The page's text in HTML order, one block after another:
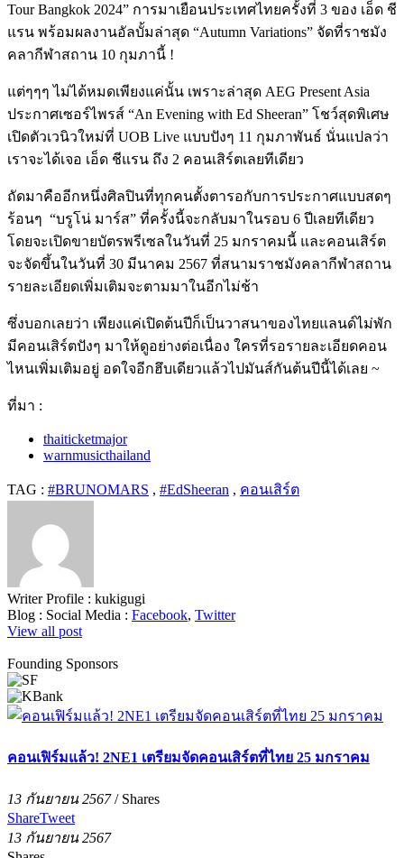
Tour Bangkok 2024” การมาเยือนประเทศไทยครั้งที่ 3 ของ เอ็ด ชี
แรน พร้อมผลงานอัลบั้มล่าสุด “Autumn Variations” จัดที่ราชมัง
คลากีฬาสถาน 10 กุมภานี้ !
แต่ๆๆๆ ไม่ได้หมดเพียงแค่นั้น เพราะล่าสุด AEG Present Asia
ประกาศเซอร์ไพรส์ “An Evening with Ed Sheeran” โชว์สุดพิเศษ
เปิดตัวเวนิวใหม่ที่ UOB Live แบบปังๆ 11 กุมภาพันธ์ นั่นแปลว่า
เราจะได้เจอ เอ็ด ชีแรน ถึง 2 คอนเสิร์ตเลยทีเดียว
ถัดมาคืออีกหนึ่งศิลปินที่ทุกคนตั้งตารอกับการประกาศแบบสดๆ
ร้อนๆ “บรูโน่ มาร์ส” ที่ครั้งนี้จะกลับมาในรอบ 6 ปีเลยทีเดียว
โดยจะเปิดขายบัตรพรีเซลในวันที่ 25 มกราคมนี้ และคอนเสิร์ต
จะจัดขึ้นในวันที่ 30 มีนาคม 2567 ที่สนามราชมังคลากีฬาสถาน
รายละเอียดเพิ่มเติมจะตามมาในอีกไม่ช้า
ซึ่งบอกเลยว่า เพียงแค่เปิดต้นปีก็เป็นวาสนาของไทยแลนด์ไม่พัก
มีคอนเสิร์ตปังๆ มาให้ดูอย่างต่อเนื่อง ใครที่รอรายละเอียดคอน
ไหนเพิ่มเติมอยู่ อดใจอีกฮึบเดียวแล้วไปมันส์กันต้นปีนี้ได้เลย ~
ที่มา :
thaiticketmajor
warnmusicthailand
TAG : #BRUNOMARS , #EdSheeran , คอนเสิร์ต
Writer Profile : kukigugi
Blog : Social Media : Facebook, Twitter
View all post
Founding Sponsors
คอนเฟิร์มแล้ว! 2NE1 เตรียมจัดคอนเสิร์ตที่ไทย 25 มกราคม
13 กันยายน 2567/ Shares
ShareTweet
13 กันยายน 2567